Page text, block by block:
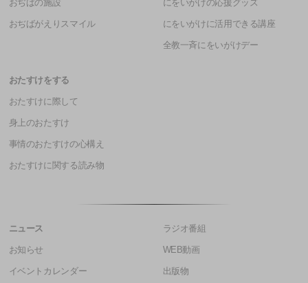
おぢばの施設
おぢばがえりスマイル
にをいがけの応援グッズ
にをいがけに活用できる講座
全教一斉にをいがけデー
おたすけをする
おたすけに際して
身上のおたすけ
事情のおたすけの心構え
おたすけに関する読み物
ニュース
お知らせ
イベントカレンダー
ラジオ番組
WEB動画
出版物